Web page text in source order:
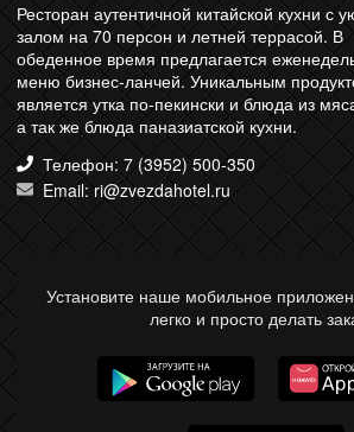
Ресторан аутентичной китайской кухни с
залом на 70 персон и летней террасой. В
обеденное время предлагается
меню бизнес-ланчей. Уникальным
является утка по-пекински и блюда из
а так же блюда паназиатской кухни.
Телефон: 7 (3952) 500-350
Email: ri@zvezdahotel.ru
Установите наше мобильное
легко и просто делать